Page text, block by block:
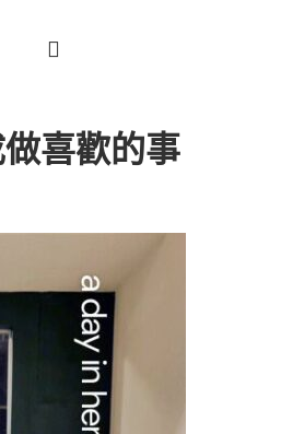
喜歡的事